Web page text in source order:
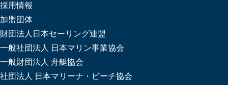
採用情報
加盟団体
財団法人日本セーリング連盟
一般社団法人 日本マリン事業協会
一般財団法人 舟艇協会
社団法人 日本マリーナ・ビーチ協会